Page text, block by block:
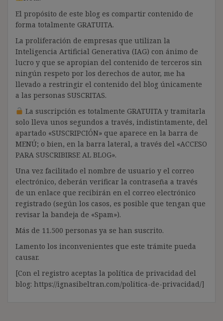
El propósito de este blog es compartir contenido de
forma totalmente GRATUITA.
La proliferación de empresas que utilizan la
Inteligencia Artificial Generativa (IAG) con ánimo de
lucro y que se apropian del contenido de terceros sin
ningún respeto por los derechos de autor, me ha
llevado a restringir el contenido del blog únicamente
a las personas SUSCRITAS.
La suscripción es totalmente GRATUITA y tramitarla
solo lleva unos segundos a través, indistintamente, del
apartado «SUSCRIPCIÓN» que aparece en la barra de
MENÚ; o bien, en la barra lateral, a través del «ACCESO
PARA SUSCRIBIRSE AL BLOG».
Una vez facilitado el nombre de usuario y el correo
electrónico, deberán verificar la contraseña a través
de un enlace que recibirán en el correo electrónico
registrado (según los casos, es posible que tengan que
revisar la bandeja de «Spam»).
Más de 11.500 personas ya se han suscrito.
Lamento los inconvenientes que este trámite pueda
causar.
[Con el registro aceptas la política de privacidad del
blog: https://ignasibeltran.com/politica-de-privacidad/]